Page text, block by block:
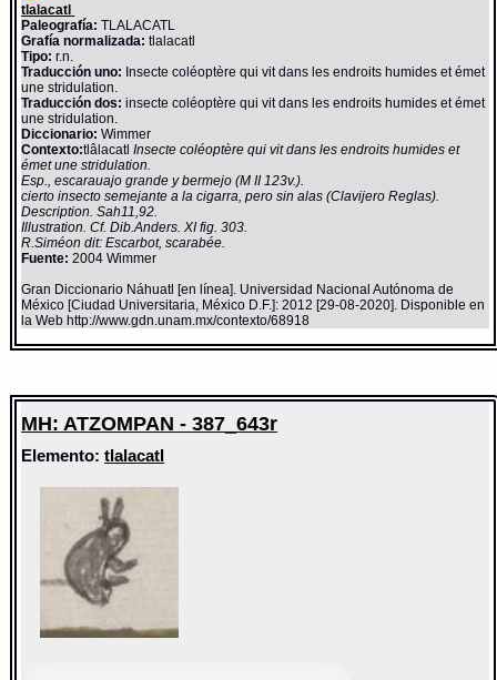
tlalacatl
Paleografía: TLALACATL
Grafía normalizada: tlalacatl
Tipo: r.n.
Traducción uno: Insecte coléoptère qui vit dans les endroits humides et émet
une stridulation.
Traducción dos: insecte coléoptère qui vit dans les endroits humides et émet
une stridulation.
Diccionario:Wimmer
Contexto:tlâlacatlInsecte coléoptère qui vit dans les endroits humides et
émet une stridulation.
Esp., escarauajo grande y bermejo (M II 123v.).
cierto insecto semejante a la cigarra, pero sin alas (Clavijero Reglas).
Description. Sah11,92.
Illustration. Cf. Dib.Anders. XI fig. 303.
R.Siméon dit: Escarbot, scarabée.
Fuente: 2004 Wimmer
Gran Diccionario Náhuatl [en línea]. Universidad Nacional Autónoma de
México [Ciudad Universitaria, México D.F.]: 2012 [29-08-2020]. Disponible en
la Web http://www.gdn.unam.mx/contexto/68918
MH: ATZOMPAN - 387_643r
Elemento:tlalacatl